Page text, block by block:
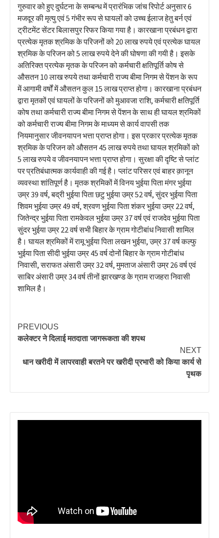
गुरुवार को हुए दुर्घटना के सम्बन्ध में प्रारंभिक जांच रिपोर्ट अनुसार 6
मजदूर की मृत्यु एवं 5 गंभीर रूप से घायलों को उच्च ईलाज हेतु बर्न एवं
ट्रीटमेंट सेंटर बिलासपुर रिफर किया गया है। कारखाना प्रबंधन द्वारा
प्रत्येक मृतक श्रमिक के परिजनों को 20 लाख रुपये एवं प्रत्येक घायल
श्रमिक के परिजन को 5 लाख रुपये देने की घोषणा की गयी है। इसके
अतिरिक्त प्रत्येक मृतक के परिजन को कर्मचारी क्षतिपूर्ति कोष से
औसतन 10 लाख रुपये तथा कर्मचारी राज्य बीमा निगम से पेंशन के रूप
में आगामी वर्षों में औसतन कुल 15 लाख प्राप्त होगा। कारखाना प्रबंधन
द्वारा मृतकों एवं घायलों के परिजनों को मुआवजा राशि, कर्मचारी क्षतिपूर्ति
कोष तथा कर्मचारी राज्य बीमा निगम से पेंशन के साथ ही घायल श्रमिकों
को कर्मचारी राज्य बीमा निगम के माध्यम से कार्य वापसी तक
नियमानुसार जीवनयापन भत्ता प्राप्त होगा। इस प्रकार प्रत्येक मृतक
श्रमिक के परिजन को औसतन 45 लाख रुपये तथा घायल श्रमिकों को
5 लाख रुपये व जीवनयापन भत्ता प्राप्त होगा। सुरक्षा की दृष्टि से प्लांट
पर प्रतिबंधात्मक कार्यवाही की गई है। प्लांट परिसर एवं बाहर क़ानून
व्यवस्था शांतिपूर्ण है। मृतक श्रमिकों में विनय भुईया पिता मंगर भुईया
उम्र 39 वर्ष, बद्री भुईया पिता छटु भुईया उम्र 52 वर्ष, सुंदर भुईया पिता
शिवम भुईया उम्र 49 वर्ष, श्रवण भुईया पिता शंकर भुईया उम्र 22 वर्ष,
जितेन्द्र भुईया पिता रामकेवल भुईया उम्र 37 वर्ष एवं राजदेव भुईया पिता
सुंदर भुईया उम्र 22 वर्ष सभी बिहार के ग्राम गोटीबांध निवासी शामिल
है। घायल श्रमिकों में रामू भुईया पिता लखन भुईया, उम्र 37 वर्ष कल्फु
भुईया पिता सीदी भुईया उम्र 45 वर्ष दोनों बिहार के ग्राम गोटीबांध
निवासी, सराफत अंसारी उम्र 32 वर्ष, मुमताज अंसारी उम्र 26 वर्ष एवं
साबिर अंसारी उम्र 34 वर्ष तीनों झारखण्ड के ग्राम राजहरा निवासी
शामिल है।
PREVIOUS
कलेक्टर ने दिलाई मतदाता जागरूकता की शपथ
NEXT
धान खरीदी में लापरवाही बरतने पर खरीदी प्रभारी को किया कार्य से
पृथक